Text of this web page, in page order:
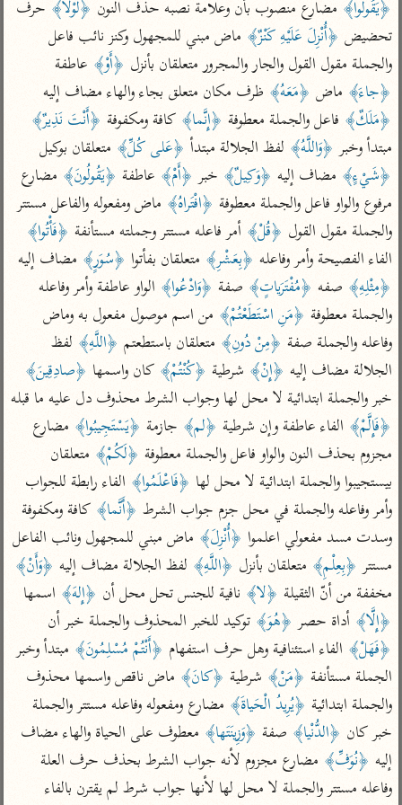
جمع الأقوال
تفسير ابن الجوزي
تفسير الماوردي
منتقاة
تفسير ابن القيم
تفسير ابن تيمية
عامّة
تفسير السمعاني
تفسير مكّي
محاسن التأويل
للقاسمي
تفسير الثعالبي
تفسير السمرقندي
تفسير الثعلبي
تفسير الرازي
أخرى
أضواء البيان
نظم الدرر للبقاعي
لغة وبلاغة
التحرير والتنوير
المحرر الوجيز لابن
عطية
البحر المحيط لأبي
حيان
البسيط للواحدي
تفسير أبي السعود
الكشاف للزمخشري
تفسير ابن عثيمين
مركَّزة العبارة
تفسير الجلالين
جامع البيان للإيجي
تفسير البيضاوي
تفسير النسفي
الوجيز للواحدي
تفسير ابن أبي زمنين
آثار
موسوعة التفسير
المأثور
الدر المنثور
تفسير ابن أبي حاتم
تفسير مقاتل
تفسير قتادة
اشترك لتصلك أخبار مشاريعنا
اشترك
راسلنا •تليجرام •تويتر
تعليمات•عن الباحث القرآني
﴿يَقُولُوا﴾ مضارع منصوب بأن وعلامة نصبه حذف النون ﴿لَوْلا﴾
تحضيض ﴿أُنْزِلَ عَلَيْهِ كَنْزٌ﴾
والجملة مقول القول والجار والمجرور متعلقان بأنزل ﴿أَوْ﴾ عاطفة
﴿جاءَ﴾ ماض ﴿مَعَهُ﴾ ظرف مكان متعلق بجاء والهاء مضاف إليه
﴿مَلَكٌ﴾ فاعل والجملة معطوفة ﴿إِنَّما﴾ كافة ومكفوفة ﴿أَنْتَ نَذِيرٌ﴾
مبتدأ وخبر ﴿وَاللَّهُ﴾ لفظ الجلالة مبتدأ ﴿عَلى كُلِّ﴾ متعلقان بوكيل
﴿شَيْءٍ﴾ مضاف إليه ﴿وَكِيلٌ﴾ خبر ﴿أَمْ﴾ عاطفة ﴿يَقُولُونَ﴾
مرفوع والواو فاعل والجملة معطوفة ﴿افْتَراهُ﴾
ماض ومفعوله والفاعل مستتر
والجملة مقول القول ﴿قُلْ﴾ أمر فاعله مستتر وجملته مستأنفة ﴿فَأْتُوا﴾
الفاء الفصيحة وأمر وفاعله ﴿بِعَشْرِ﴾ متعلقان بفأتوا ﴿سُوَرٍ﴾ مضاف إليه
﴿مِثْلِهِ﴾ صفه ﴿مُفْتَرَياتٍ﴾ صفة ﴿وَادْعُوا﴾
والجملة معطوفة ﴿مَنِ اسْتَطَعْتُمْ﴾
وفاعله والجملة صفة ﴿مِنْ دُونِ﴾ متعلقان باستطعتم ﴿اللَّهِ﴾
الجلالة مضاف إليه ﴿إِنْ﴾ شرطية ﴿كُنْتُمْ﴾ كان واسمها ﴿صادِقِينَ﴾
خبر والجملة ابتدائية لا محل لها وجواب الشرط محذوف دل عليه ما قبله
﴿فَإِلَّمْ﴾ الفاء عاطفة وإن شرطية ﴿لم﴾ جازمة ﴿يَسْتَجِيبُوا﴾
مجزوم بحذف النون والواو فاعل والجملة معطوفة ﴿لَكُمْ﴾
بيستجيبوا والجملة ابتدائية لا محل لها ﴿فَاعْلَمُوا﴾
وأمر وفاعله والجملة في محل جزم جواب الشرط ﴿أَنَّما﴾
وسدت مسد مفعولي اعلموا ﴿أُنْزِلَ﴾
مستتر ﴿بِعِلْمِ﴾ متعلقان بأنزل ﴿اللَّهِ﴾ لفظ الجلالة مضاف إليه ﴿وَأَنْ﴾
مخففة من أنّ الثقيلة ﴿لا﴾ نافية للجنس تحل محل أن ﴿إِلهَ﴾ اسمها
﴿إِلَّا﴾ أداة حصر ﴿هُوَ﴾ توكيد للخبر المحذوف والجملة خبر أن
﴿فَهَلْ﴾ الفاء استئنافية وهل حرف استفهام ﴿أَنْتُمْ مُسْلِمُونَ﴾
مبتدأ وخبر
الجملة مستأنفة ﴿مَنْ﴾ شرطية ﴿كانَ﴾
والجملة ابتدائية ﴿يُرِيدُ الْحَياةَ﴾
خبر كان ﴿الدُّنْيا﴾ صفة ﴿وَزِينَتَها﴾
إليه ﴿نُوَفِّ﴾
وفاعله مستتر والجملة لا محل لها لأنها جواب شرط لم يقترن بالفاء